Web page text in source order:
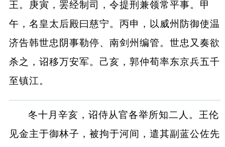
王。庚寅，罢经制司，令提刑兼领常平事。甲
午，名皇太后殿曰慈宁。丙申，以威州防御使温
济告韩世忠阴事勒停、南剑州编管。世忠又奏欲
杀之，诏移万安军。己亥，郭仲荀率东京兵五千
至镇江。
冬十月辛亥，诏侍从官各举所知二人。王伦
见金主于御林子，被拘于河间，遣其副蓝公佐先